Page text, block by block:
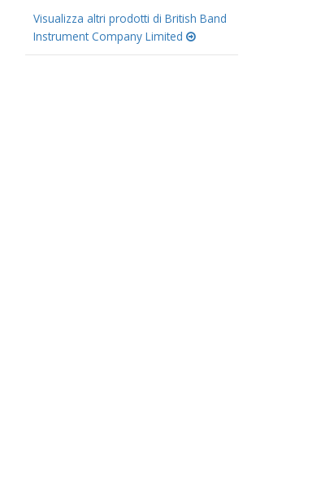
Visualizza altri prodotti di British Band
Instrument Company Limited